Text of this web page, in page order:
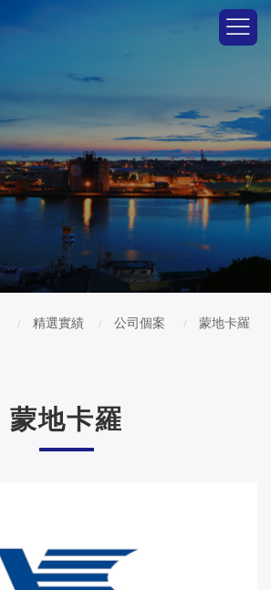
精選實績 公司個案 蒙地卡羅
蒙地卡羅